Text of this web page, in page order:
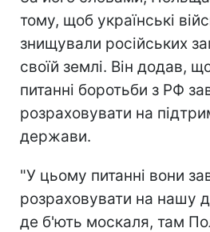
тому, щоб українські
знищували російських
своїй землі. Він додав,
питанні боротьби з РФ
розраховувати на
держави.
"У цьому питанні вони
розраховувати на нашу
де б'ють москаля, там